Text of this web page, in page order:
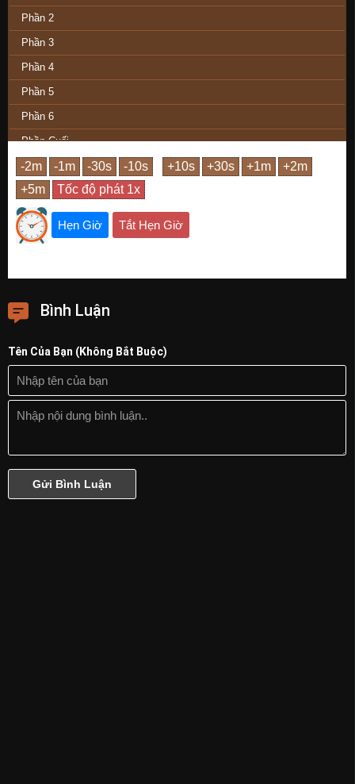
Phần 2
Phần 3
Phần 4
Phần 5
Phần 6
Phần Cuối
Hẹn Giờ Tắt Hẹn Giờ
Bình Luận
Tên Của Bạn (Không Bắt Buộc)